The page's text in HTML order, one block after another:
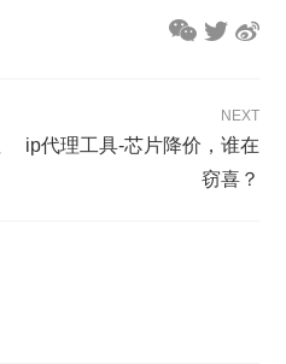
NEXT
ip代理工具-芯片降价，谁在
窃喜？